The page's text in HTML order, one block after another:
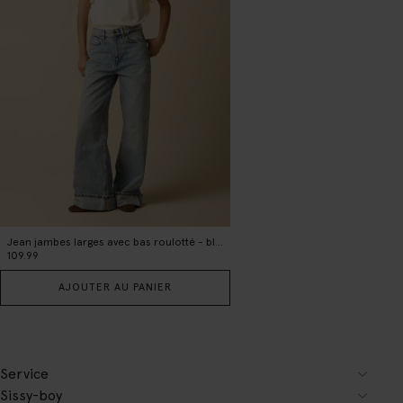
109.99
AJOUTER AU PANIER
Service
Sissy-boy